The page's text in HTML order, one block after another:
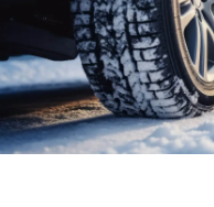
Bestel voordelig
Gratis bezorgd of
Seizoen: